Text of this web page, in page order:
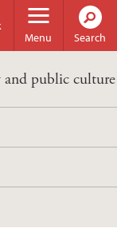
Menu
Search
and public culture